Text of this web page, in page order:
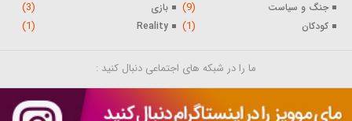
جنگ و سیاست (9) بازی (3)
کودکان (1)
Reality
(1)
ما را در شبکه های اجتماعی دنبال کنید :